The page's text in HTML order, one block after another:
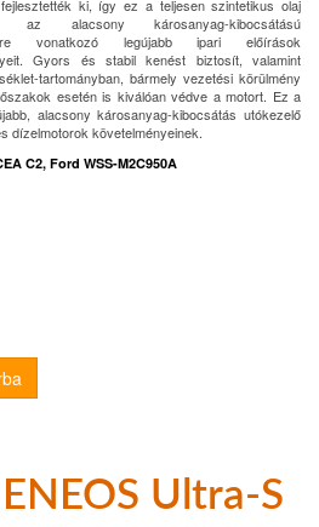
ki, így ez a teljesen szintetikus olaj
az alacsony károsanyag-kibocsátású
vonatkozó legújabb ipari előírások
Gyors és stabil kenést biztosít, valamint
tartományban, bármely vezetési körülmény
esetén is kiválóan védve a motort. Ez a
alacsony károsanyag-kibocsátás utókezelő
dízelmotorok követelményeinek.
C2, Ford WSS-M2C950A
Ultra-S